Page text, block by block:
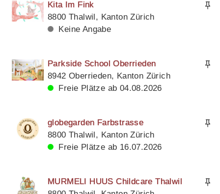
Kita Im Fink
8800 Thalwil, Kanton Zürich
Keine Angabe
Parkside School Oberrieden
8942 Oberrieden, Kanton Zürich
Freie Plätze ab 04.08.2026
globegarden Farbstrasse
8800 Thalwil, Kanton Zürich
Freie Plätze ab 16.07.2026
MURMELI HUUS Childcare Thalwil